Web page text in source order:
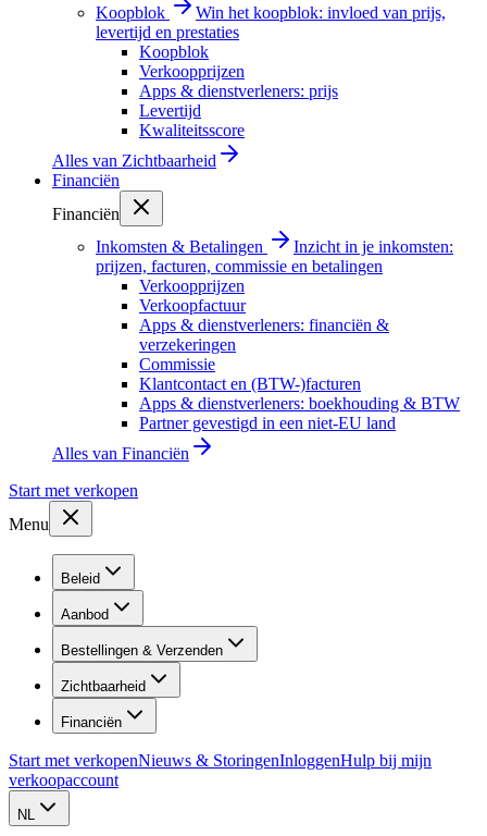
Koopblok
Win het koopblok: invloed van prijs,
levertijd en prestaties
Koopblok
Verkoopprijzen
Apps & dienstverleners: prijs
Levertijd
Kwaliteitsscore
Alles van Zichtbaarheid
Financiën
Financiën
Inkomsten & Betalingen
Inzicht in je inkomsten:
prijzen, facturen, commissie en betalingen
Verkoopprijzen
Verkoopfactuur
Apps & dienstverleners: financiën &
verzekeringen
Commissie
Klantcontact en (BTW-)facturen
Apps & dienstverleners: boekhouding & BTW
Partner gevestigd in een niet-EU land
Alles van Financiën
Start met verkopen
Menu
Beleid
Aanbod
Bestellingen & Verzenden
Zichtbaarheid
Financiën
Start met verkopenNieuws & StoringenInloggenHulp bij mijn
verkoopaccount
NL